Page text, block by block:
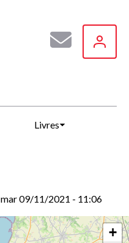
Livres
mar 09/11/2021 - 11:06
+